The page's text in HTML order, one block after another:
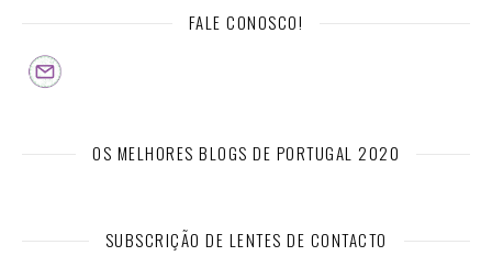
FALE CONOSCO!
OS MELHORES BLOGS DE PORTUGAL 2020
SUBSCRIÇÃO DE LENTES DE CONTACTO